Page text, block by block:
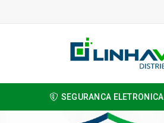
SEGURANCA ELETRONICA